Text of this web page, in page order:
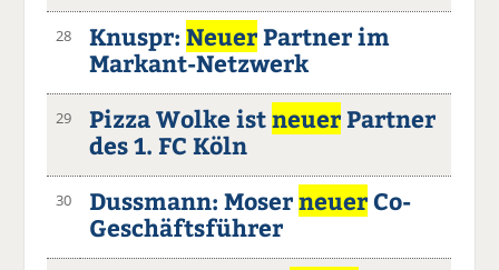
28 Knuspr:NeuerPartner im
Markant-Netzwerk
29 Pizza Wolke istneuerPartner
des 1. FC Köln
30 Dussmann: MoserneuerCo-
Geschäftsführer